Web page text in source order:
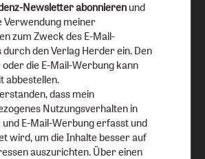
Newsletter abonnieren und
Verwendung meiner
zum Zweck des E-Mail-
den Verlag Herder ein. Den
die E-Mail-Werbung kann
abbestellen.
dass mein
Nutzungsverhalten in
E-Mail-Werbung erfasst und
wird, um die Inhalte besser auf
auszurichten. Über einen